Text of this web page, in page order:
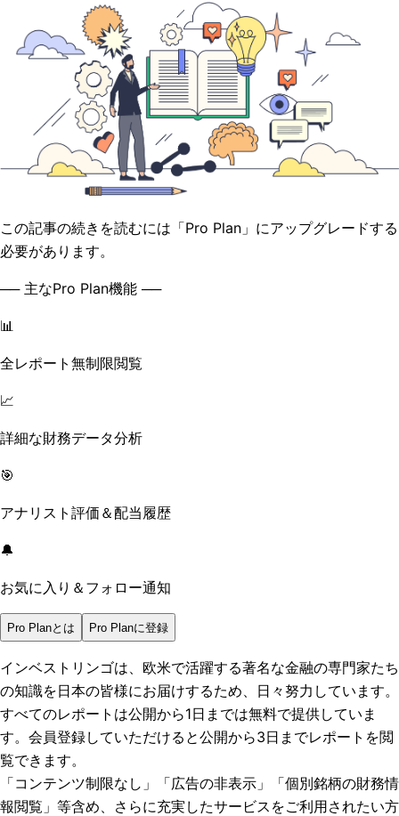
この記事の続きを読むには「Pro Plan」にアップグレードする
必要があります。
── 主なPro Plan機能 ──
📊
全レポート無制限閲覧
📈
詳細な財務データ分析
🎯
アナリスト評価＆配当履歴
🔔
お気に入り＆フォロー通知
Pro Planとは Pro Planに登録
インベストリンゴは、欧米で活躍する著名な金融の専門家たち
の知識を日本の皆様にお届けするため、日々努力しています。
すべてのレポートは公開から1日までは無料で提供していま
す。会員登録していただけると公開から3日までレポートを閲
覧できます。
「コンテンツ制限なし」「広告の非表示」「個別銘柄の財務情
報閲覧」 等含め、さらに充実したサービスをご利用されたい方